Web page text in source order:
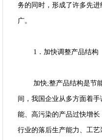
务的同时，形成了许多先
广。
1．加快调整产品结构
加快;整产品结构是节
间，我国企业从多方面着
能、高污染的产品过快增
行业的落后生产能力、工